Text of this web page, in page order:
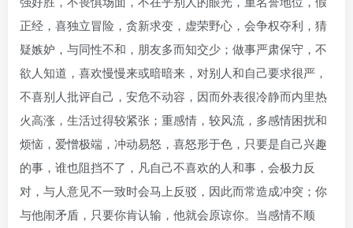
正经，喜独立冒险，贪新求变，虚荣野心，会争权夺利，猜
疑嫉妒，与同性不和，朋友多而知交少；做事严肃保守，不
欲人知道，喜欢慢慢来或暗暗来，对别人和自己要求很严，
不喜别人批评自己，安危不动容，因而外表很冷静而内里热
火高涨，生活过得较紧张；重感情，较风流，多感情困扰和
烦恼，爱憎极端，冲动易怒，喜怒形于色，只要是自己兴趣
的事，谁也阻挡不了，凡自己不喜欢的人和事，会极力反
对，与人意见不一致时会马上反驳，因此而常造成冲突；你
与他闹矛盾，只要你肯认输，他就会原谅你。当感情不顺